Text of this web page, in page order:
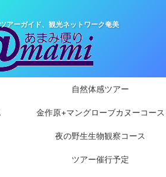
アーガイド、観光ネットワーク奄美
自然体感ツアー
金作原+マングローブカヌーコース
夜の野生生物観察コース
ツアー催行予定